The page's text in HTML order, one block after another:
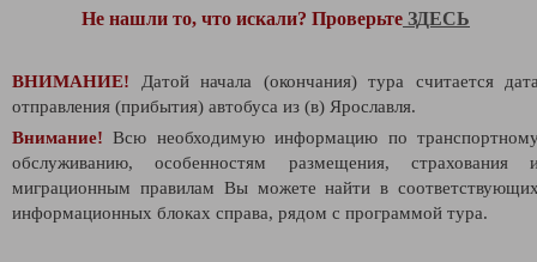
Не нашли то, что искали? Проверьте ЗДЕСЬ
ВНИМАНИЕ! Датой начала (окончания) тура считается
отправления (прибытия) автобуса из (в) Ярославля.
Внимание! Всю необходимую информацию по
обслуживанию, особенностям размещения, страхования
миграционным правилам Вы можете найти в
информационных блоках справа, рядом с программой тура.